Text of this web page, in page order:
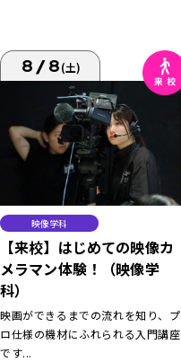
8/8(土)
映像学科
【来校】はじめての映像カ
メラマン体験！（映像学
科）
映画ができるまでの流れを知り、プ
ロ仕様の機材にふれられる入門講座
です...